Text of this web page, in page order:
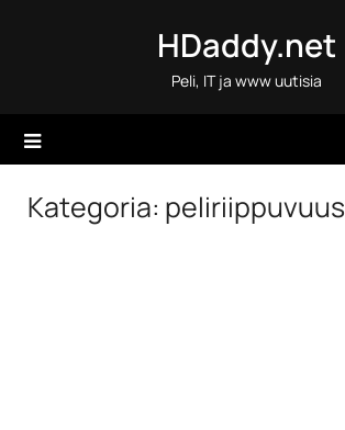
HDaddy.net
Peli, IT ja www uutisia
Kategoria: peliriippuvuus